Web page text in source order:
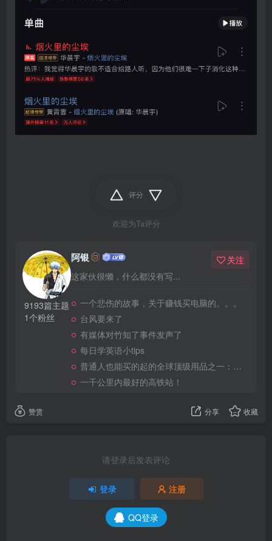
评分
欢迎为Ta评分
9193篇主题
1个粉丝
阿银
这家伙很懒，什么都没有写...
关注
一个悲伤的故事，关于赚钱买电脑的。。。
台风要来了
有媒体对竹知了事件发声了
每日学英语小tips
普通人也能买的起的全球顶级用品之一：WD-40润滑除锈剂！
一千公里内最好的高铁站！
赞赏 分享 收藏
请登录后发表评论
登录 注册
QQ登录